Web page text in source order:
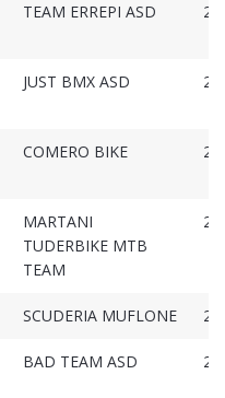
TEAM ERREPI ASD
JUST BMX ASD
COMERO BIKE
MARTANI
TUDERBIKE MTB
TEAM
SCUDERIA MUFLONE
BAD TEAM ASD